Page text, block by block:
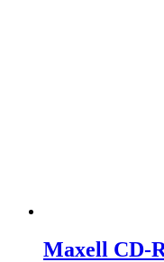
Maxell CD-